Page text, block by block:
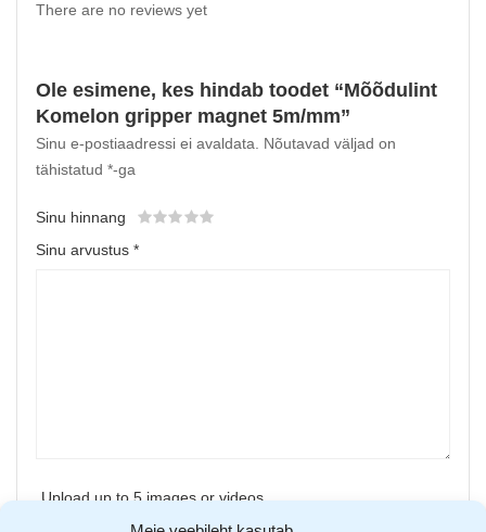
There are no reviews yet
Ole esimene, kes hindab toodet “Mõõdulint
Komelon gripper magnet 5m/mm”
Sinu e-postiaadressi ei avaldata.
Nõutavad väljad on
tähistatud *-ga
Sinu hinnang
Sinu arvustus *
Upload up to 5 images or videos